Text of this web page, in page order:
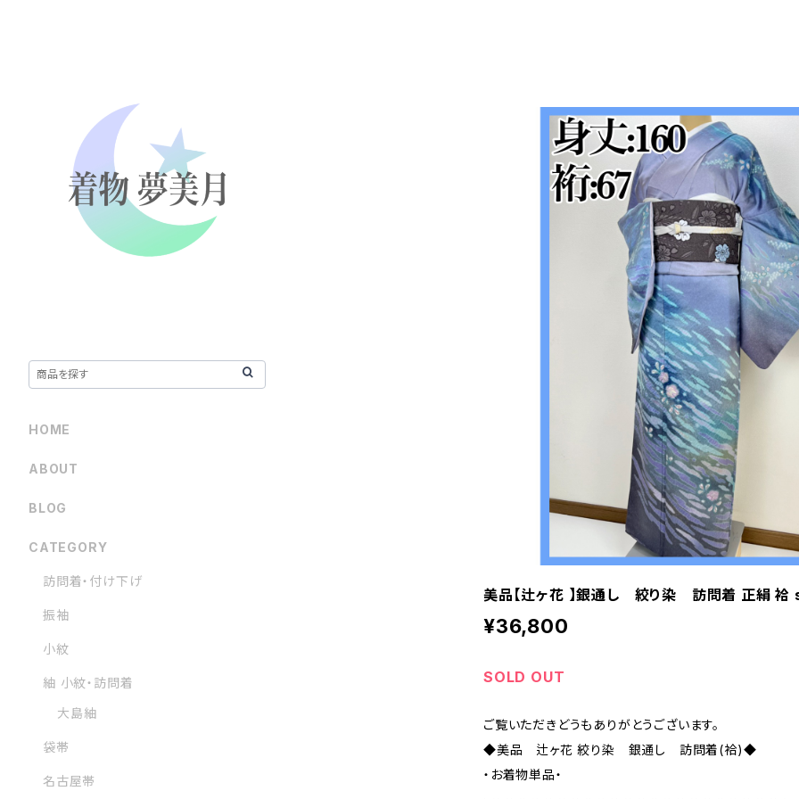
美品【辻ヶ花 】銀通し 絞り染 訪問着 正絹 袷
¥36,800
SOLD OUT
ご覧いただきどうもありがとうございます。
◆美品 辻ヶ花 絞り染 銀通し 訪問着(袷)◆
・お着物単品・
HOME
ABOUT
BLOG
CATEGORY
訪問着・付け下げ
振袖
小紋
紬 小紋・訪問着
大島紬
袋帯
名古屋帯